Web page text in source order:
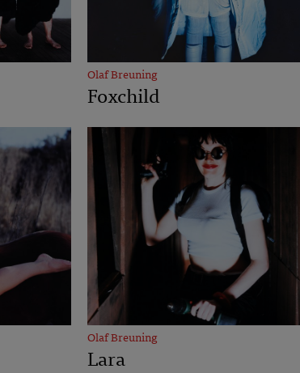
Olaf Breuning
Foxchild
Olaf Breuning
Lara